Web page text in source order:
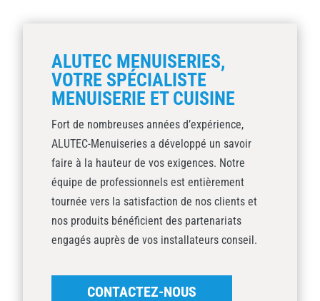
ALUTEC MENUISERIES,
VOTRE SPÉCIALISTE
MENUISERIE ET CUISINE
Fort de nombreuses années d’expérience,
ALUTEC-Menuiseries a développé un savoir
faire à la hauteur de vos exigences. Notre
équipe de professionnels est entièrement
tournée vers la satisfaction de nos clients et
nos produits bénéficient des partenariats
engagés auprès de vos installateurs conseil.
CONTACTEZ-NOUS